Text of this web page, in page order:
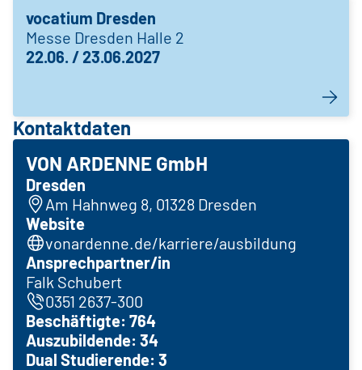
vocatium Dresden
Messe Dresden Halle 2
22.06. / 23.06.2027
Kontaktdaten
VON ARDENNE GmbH
Dresden
Am Hahnweg 8, 01328 Dresden
Website
vonardenne.de/karriere/ausbildung
Ansprechpartner/in
Falk Schubert
0351 2637-300
Beschäftigte: 764
Auszubildende: 34
Dual Studierende: 3